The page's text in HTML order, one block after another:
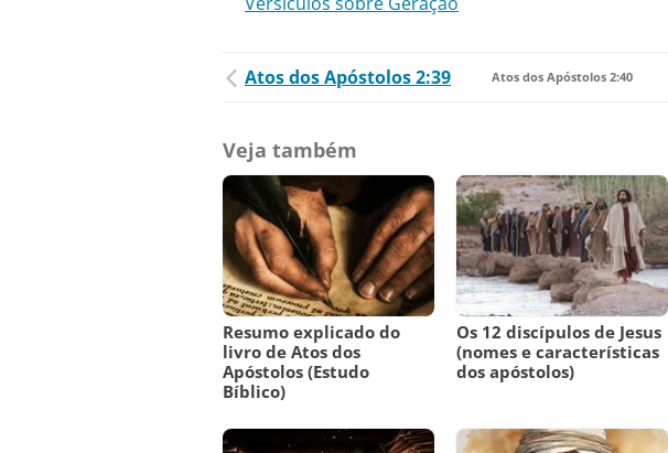
Atos dos Apóstolos 2:39 Atos dos Apóstolos 2:40
Veja também
Resumo explicado do
livro de Atos dos
Apóstolos (Estudo
Bíblico)
Os 12 discípulos de Jesus
(nomes e características
dos apóstolos)